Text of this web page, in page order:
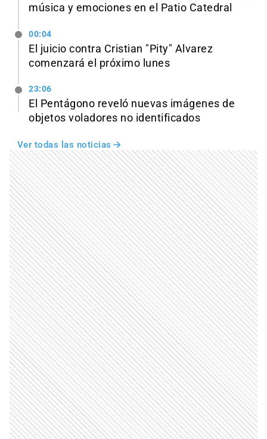
música y emociones en el Patio Catedral
00:04
El juicio contra Cristian "Pity" Alvarez
comenzará el próximo lunes
23:06
El Pentágono reveló nuevas imágenes de
objetos voladores no identificados
Ver todas las noticias